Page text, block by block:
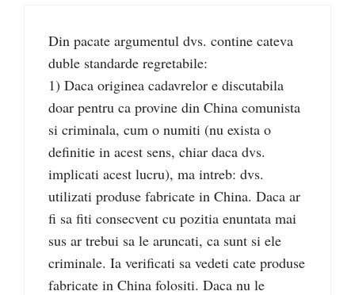
Din pacate argumentul dvs. contine cateva
duble standarde regretabile:
1) Daca originea cadavrelor e discutabila
doar pentru ca provine din China comunista
si criminala, cum o numiti (nu exista o
definitie in acest sens, chiar daca dvs.
implicati acest lucru), ma intreb: dvs.
utilizati produse fabricate in China. Daca ar
fi sa fiti consecvent cu pozitia enuntata mai
sus ar trebui sa le aruncati, ca sunt si ele
criminale. Ia verificati sa vedeti cate produse
fabricate in China folositi. Daca nu le